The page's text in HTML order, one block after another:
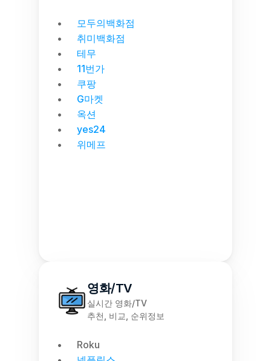
모두의백화점
취미백화점
테무
11번가
쿠팡
G마켓
옥션
yes24
위메프
영화/TV
실시간 영화/TV
추천, 비교, 순위정보
Roku